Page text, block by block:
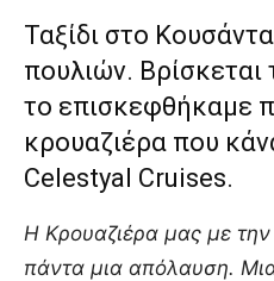
Ταξίδι στο
πουλιών.
το επισκεφθήκαμε
κρουαζιέρα που
Celestyal Cruises.
Η Κρουαζιέρα μας με
πάντα μια απόλαυση.